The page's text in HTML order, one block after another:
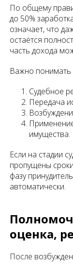
По общему
до 50%
означает, что
остаётся
часть дохода
Важно понимать
Судебное
Передача
имущества.
Если на стадии
пропущены
фазу
автоматически.
оценка,
После